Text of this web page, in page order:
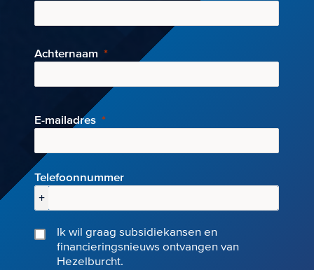
Achternaam
E-mailadres
Telefoonnummer
+
Ik wil graag subsidiekansen en
financieringsnieuws ontvangen van
Hezelburcht.